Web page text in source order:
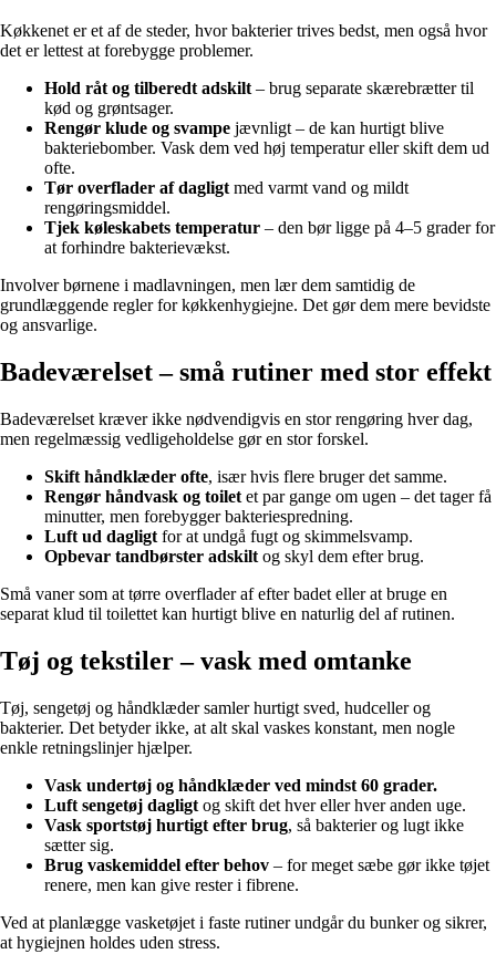
Køkkenet er et af de steder, hvor bakterier trives bedst, men også hvor
det er lettest at forebygge problemer.
Hold råt og tilberedt adskilt– brug separate skærebrætter til
kød og grøntsager.
Rengør klude og svampe jævnligt – de kan hurtigt blive
bakteriebomber. Vask dem ved høj temperatur eller skift dem ud
ofte.
Tør overflader af dagligtmed varmt vand og mildt
rengøringsmiddel.
Tjek køleskabets temperatur – den bør ligge på 4–5 grader for
at forhindre bakterievækst.
Involver børnene i madlavningen, men lær dem samtidig de
grundlæggende regler for køkkenhygiejne. Det gør dem mere bevidste
og ansvarlige.
Badeværelset – små rutiner med stor effekt
Badeværelset kræver ikke nødvendigvis en stor rengøring hver dag,
men regelmæssig vedligeholdelse gør en stor forskel.
Skift håndklæder ofte, især hvis flere bruger det samme.
Rengør håndvask og toilet et par gange om ugen – det tager få
minutter, men forebygger bakteriespredning.
Luft ud dagligt for at undgå fugt og skimmelsvamp.
Opbevar tandbørster adskilt og skyl dem efter brug.
Små vaner som at tørre overflader af efter badet eller at bruge en
separat klud til toilettet kan hurtigt blive en naturlig del af rutinen.
Tøj og tekstiler – vask med omtanke
Tøj, sengetøj og håndklæder samler hurtigt sved, hudceller og
bakterier. Det betyder ikke, at alt skal vaskes konstant, men nogle
enkle retningslinjer hjælper.
Vask undertøj og håndklæder ved mindst 60 grader.
Luft sengetøj dagligt og skift det hver eller hver anden uge.
Vask sportstøj hurtigt efter brug, så bakterier og lugt ikke
sætter sig.
Brug vaskemiddel efter behov – for meget sæbe gør ikke tøjet
renere, men kan give rester i fibrene.
Ved at planlægge vasketøjet i faste rutiner undgår du bunker og sikrer,
at hygiejnen holdes uden stress.